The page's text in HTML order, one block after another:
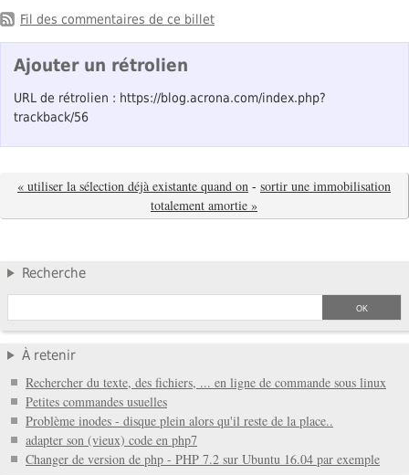
Fil des commentaires de ce billet
Ajouter un rétrolien
URL de rétrolien : https://blog.acrona.com/index.php?
trackback/56
« utiliser la sélection déjà existante quand on - sortir une immobilisation
totalement amortie »
Recherche
À retenir
Rechercher du texte, des fichiers, ... en ligne de commande sous linux
Petites commandes usuelles
Problème inodes - disque plein alors qu'il reste de la place..
adapter son (vieux) code en php7
Changer de version de php - PHP 7.2 sur Ubuntu 16.04 par exemple